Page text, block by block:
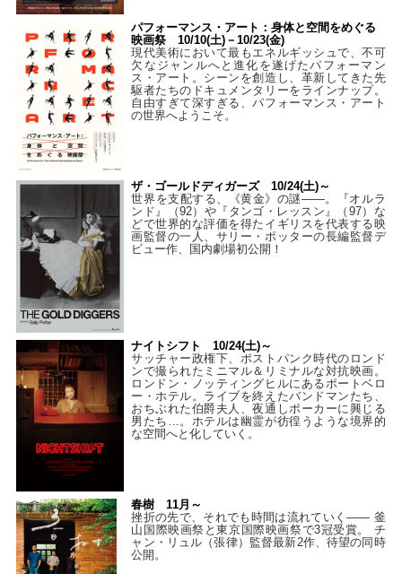
パフォーマンス・アート：身体と空間をめぐる
映画祭 10/10(土)－10/23(金)
現代美術において最もエネルギッシュで、不可
欠なジャンルへと進化を遂げたパフォーマン
ス・アート。シーンを創造し、革新してきた先
駆者たちのドキュメンタリーをラインナップ。
自由すぎて深すぎる、パフォーマンス・アート
の世界へようこそ。
ザ・ゴールドディガーズ 10/24(土)～
世界を支配する、《黄金》の謎――。『オルラ
ンド』（92）や『タンゴ・レッスン』（97）な
どで世界的な評価を得たイギリスを代表する映
画監督の一人、サリー・ポッターの長編監督デ
ビュー作、国内劇場初公開！
ナイトシフト 10/24(土)～
サッチャー政権下、ポストパンク時代のロンド
ンで撮られたミニマル＆リミナルな対抗映画。
ロンドン・ノッティングヒルにあるポートベロ
ー・ホテル。ライブを終えたバンドマンたち、
おちぶれた伯爵夫人、夜通しポーカーに興じる
男たち…。ホテルは幽霊が彷徨うような境界的
な空間へと化していく。
春樹 11月～
挫折の先で、それでも時間は流れていく—— 釜
山国際映画祭と東京国際映画祭で3冠受賞。 チ
ャン・リュル（張律）監督最新2作、待望の同時
公開。